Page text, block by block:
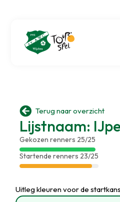
 Terug naar overzicht
Lijstnaam:
Gekozen renners 25/25
Startende renners 23/25
Uitleg kleuren voor de startkans